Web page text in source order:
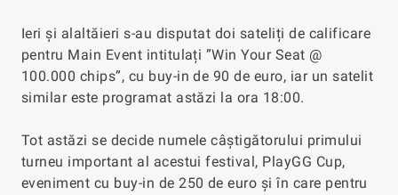
Ieri și alaltăieri s-au disputat doi sateliți de calificare
pentru Main Event intitulați ”Win Your Seat @
100.000 chips”, cu buy-in de 90 de euro, iar un satelit
similar este programat astăzi la ora 18:00.
Tot astăzi se decide numele câștigătorului primului
turneu important al acestui festival, PlayGG Cup,
eveniment cu buy-in de 250 de euro și în care pentru